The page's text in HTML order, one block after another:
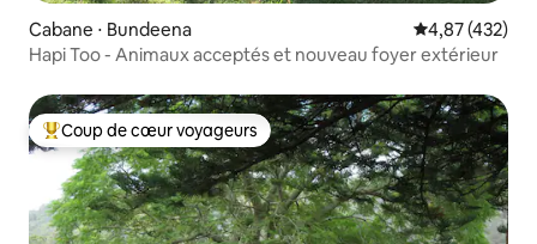
Cabane ⋅ Bundeena Évaluation
4,87 (432)
Hapi Too - Animaux acceptés et nouveau foyer extérieur
Coups de cœur voyageurs les plus appréciés
Coup de cœur voyageurs